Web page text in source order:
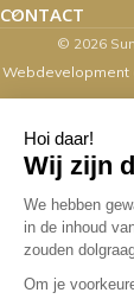
CONTACT
© 2026
Webdevelopment
uur
Overige
webshop,